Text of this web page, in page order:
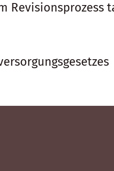
Revisionsprozess